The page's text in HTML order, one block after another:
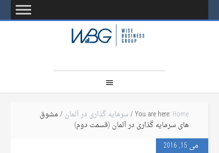
You are here: Home
/سرمایه گذاری در آلمان/ مشوق
های سرمایه گذاری در آلمان (قسمت دوم)
می 15, 2016